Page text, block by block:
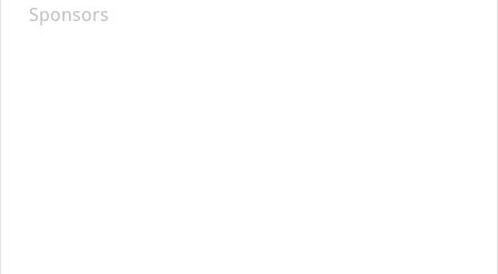
Sponsors